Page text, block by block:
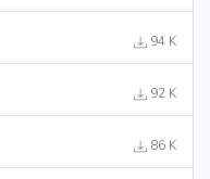
94 K
92 K
86 K